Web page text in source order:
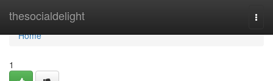
thesocialdelight
Home
Home
1